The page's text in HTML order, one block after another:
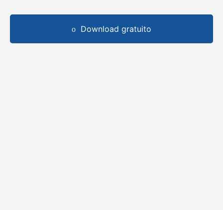
Download gratuito